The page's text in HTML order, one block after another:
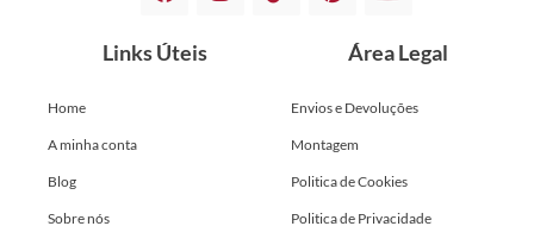
Links Úteis
Home
A minha conta
Blog
Sobre nós
Área Legal
Envios e Devoluções
Montagem
Politica de Cookies
Politica de Privacidade